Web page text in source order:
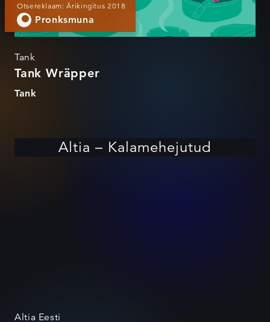
Otsereklaam: Ärikingitus 2018
Pronksmuna
Tank
Tank Wräpper
Tank
Altia – Kalamehejutud
Altia Eesti